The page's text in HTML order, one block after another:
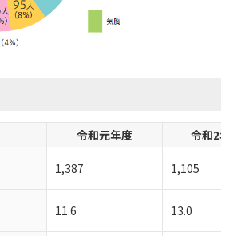
令和元年度 令和2年
1,387 1,105
11.6 13.0